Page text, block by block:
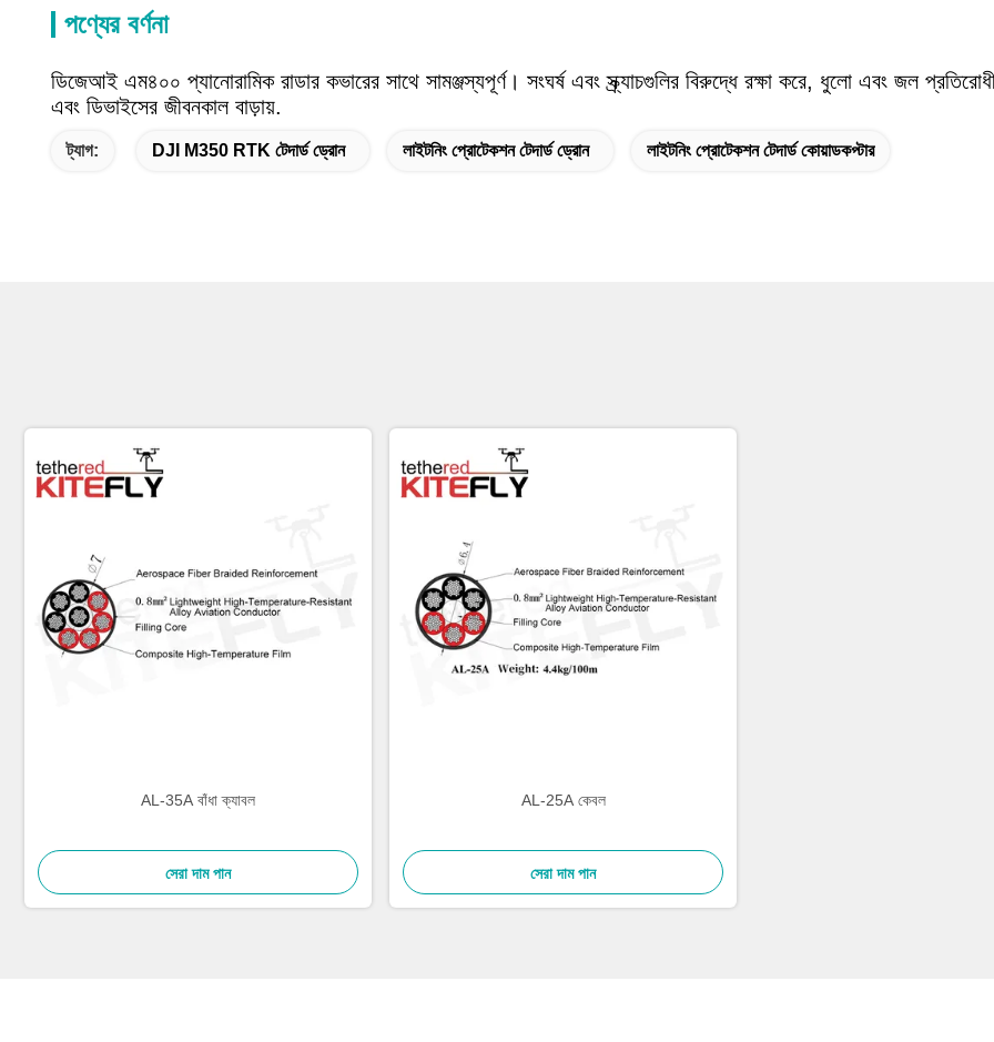
পণ্যের বর্ণনা
ডিজেআই এম৪০০ প্যানোরামিক রাডার কভারের সাথে সামঞ্জস্যপূর্ণ। সংঘর্ষ এবং স্ক্র্যাচগুলির বিরুদ্ধে রক্ষা করে, ধুলো এবং জল
এবং ডিভাইসের জীবনকাল বাড়ায়.
ট্যাগ: DJI M350 RTK টেদার্ড ড্রোন লাইটনিং প্রোটেকশন টেদার্ড ড্রোন লাইটনিং প্রোটেকশন টেদার্ড কোয়াডকপ্টার
AL-35A বাঁধা ক্যাবল
সেরা দাম পান
AL-25A কেবল
সেরা দাম পান